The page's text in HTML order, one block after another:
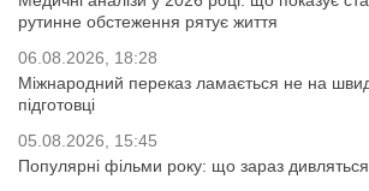
рутинне обстеження рятує життя
06.08.2026, 18:28
Міжнародний переказ ламається не на
підготовці
05.08.2026, 15:45
Популярні фільми року: що зараз дивляться